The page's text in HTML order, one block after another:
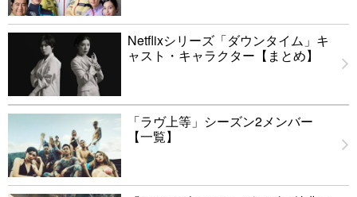
Netflixシリーズ「ダウンタイム」キ
ャスト・キャラクター【まとめ】
「ラヴ上等」シーズン2メンバー
【一覧】